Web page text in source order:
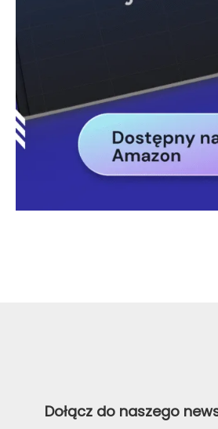
Dołącz do naszego